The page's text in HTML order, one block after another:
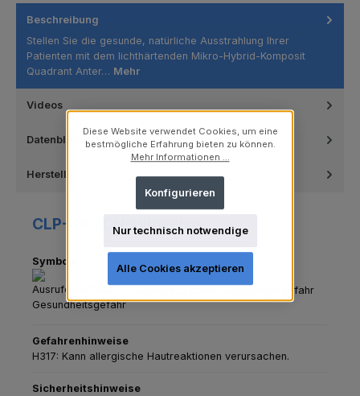
Beschreibung
Stellen Sie die gesunde, natürliche Ausstrahlung Ihrer
Patienten mit dem lichthärtenden Mikro-Hybrid-Komposit
Quadrant Anter… Mehr
Videos
Datenblätter
Hersteller
CLP-/REACH-Hinweise
Symbole
GHS07 - Ausrufezeichen: Gesundheitsgefahr
Gefahrenhinweise
H317: Kann allergische Hautreaktionen verursachen.
Sicherheitshinweise
Diese Website verwendet Cookies, um eine
bestmögliche Erfahrung bieten zu können.
Mehr Informationen ...
Nur technisch notwendige
Konfigurieren
Alle Cookies akzeptieren